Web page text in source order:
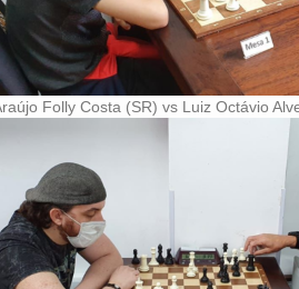
Folly Costa (SR) vs Luiz Octávio